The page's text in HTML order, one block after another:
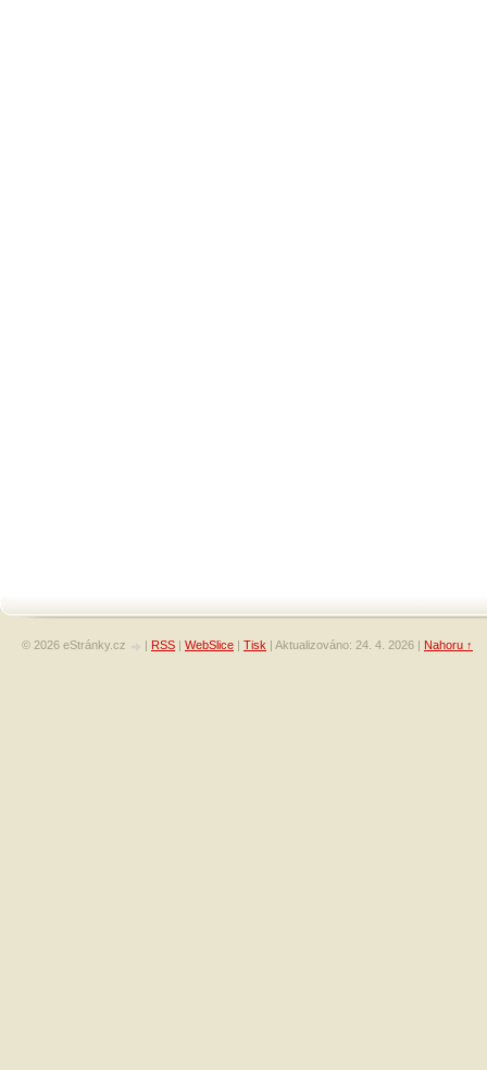
© 2026 eStránky.cz | RSS | WebSlice | Tisk | Aktualizováno: 24. 4. 2026 | Nahoru ↑